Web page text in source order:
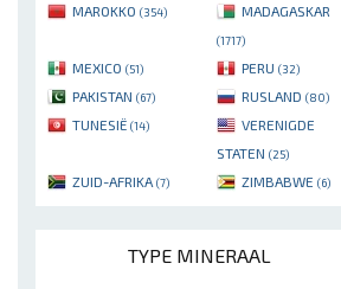
MAROKKO (354) MADAGASKAR
(1717)
MEXICO (51) PERU (32)
PAKISTAN (67) RUSLAND (80)
TUNESIË (14)
VERENIGDE
STATEN (25)
ZUID-AFRIKA (7) ZIMBABWE (6)
TYPE MINERAAL